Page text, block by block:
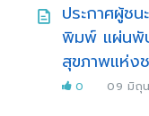
ประกาศผู้ช
พิมพ์ แผ่นพั
สุขภาพแห่งช
0 09 มิถุ